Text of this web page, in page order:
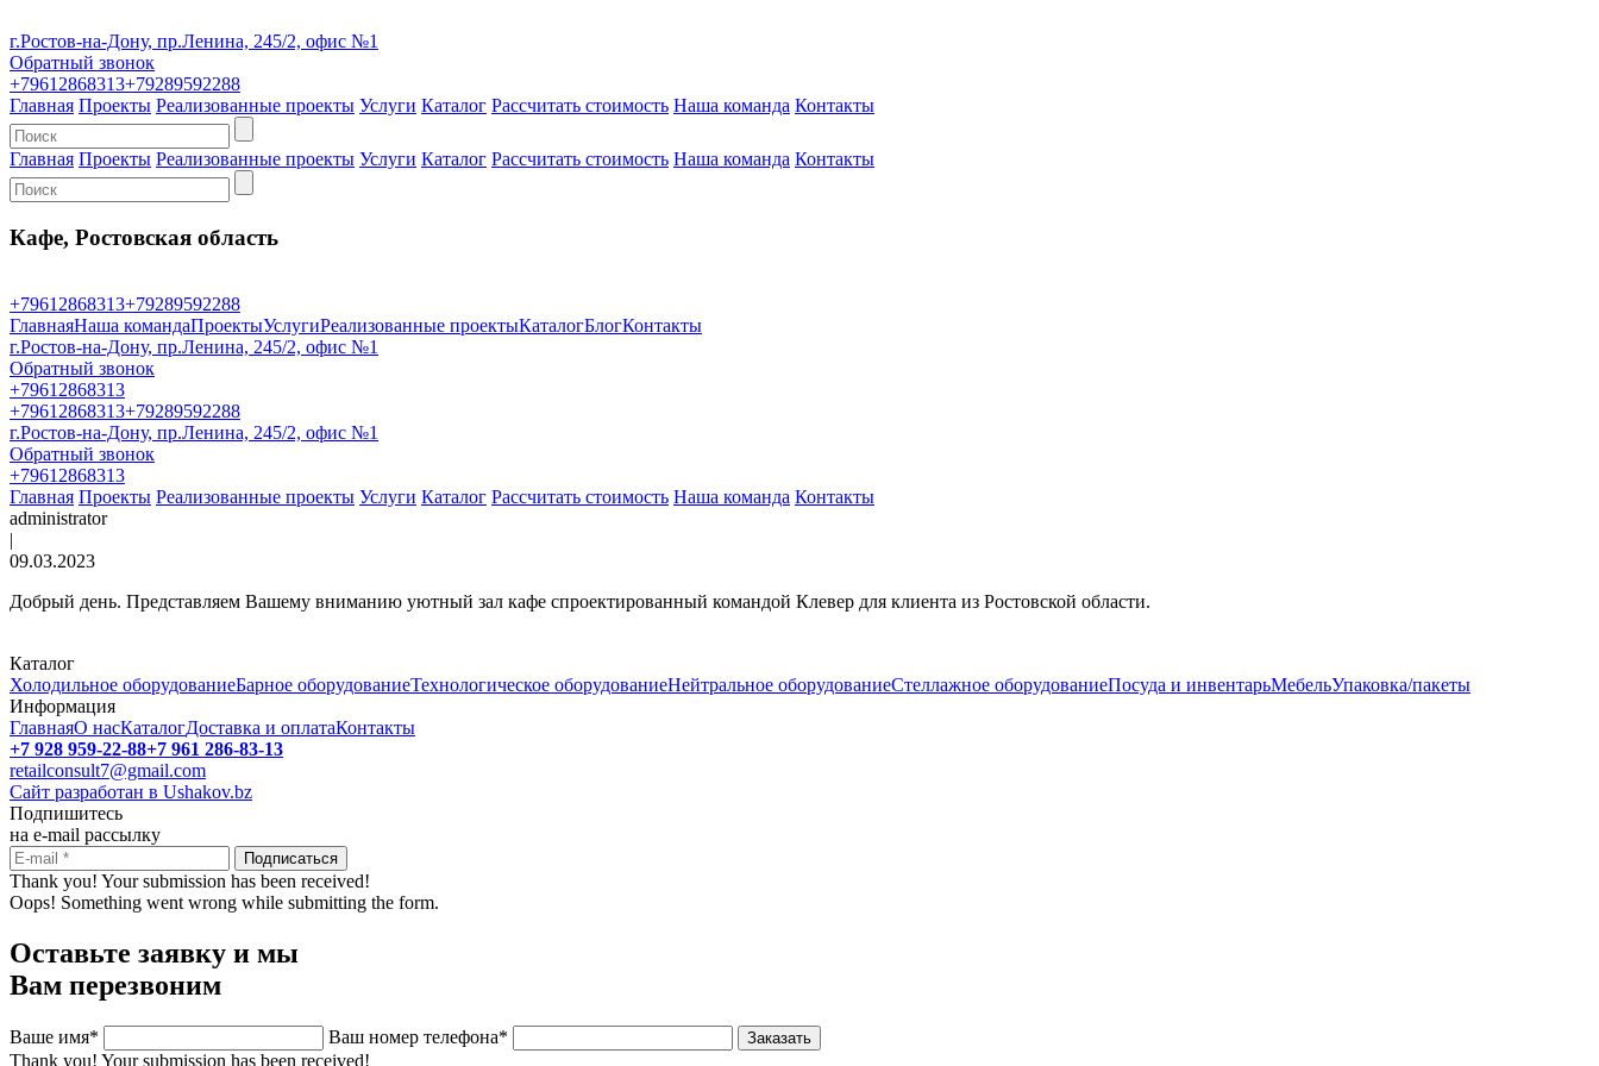
г.Ростов-на-Дону, пр.Ленина, 245/2, офис №1
Обратный звонок
+79612868313+79289592288
Главная Проекты Реализованные проекты Услуги Каталог Рассчитать стоимость Наша команда Контакты
Главная Проекты Реализованные проекты Услуги Каталог Рассчитать стоимость Наша команда Контакты
Кафе, Ростовская область
+79612868313+79289592288
ГлавнаяНаша командаПроектыУслугиРеализованные проектыКаталогБлогКонтакты
г.Ростов-на-Дону, пр.Ленина, 245/2, офис №1
Обратный звонок
+79612868313
+79612868313+79289592288
г.Ростов-на-Дону, пр.Ленина, 245/2, офис №1
Обратный звонок
+79612868313
Главная Проекты Реализованные проекты Услуги Каталог Рассчитать стоимость Наша команда Контакты
administrator
|
09.03.2023
Добрый день. Представляем Вашему вниманию уютный зал кафе спроектированный командой Клевер для клиента из Ростовской области.
Каталог
Холодильное оборудованиеБарное оборудованиеТехнологическое оборудованиеНейтральное оборудованиеСтеллажное оборудованиеПосуда и инвентарьМебельУпаковка/пакеты
Информация
ГлавнаяО насКаталогДоставка и оплатаКонтакты
+7 928 959-22-88+7 961 286-83-13
retailconsult7@gmail.com
Сайт разработан в Ushakov.bz
Подпишитесь
на e-mail рассылку
Thank you! Your submission has been received!
Oops! Something went wrong while submitting the form.
Оставьте заявку и мы
Вам перезвоним
Ваше имя*
Ваш номер телефона*
Thank you! Your submission has been received!